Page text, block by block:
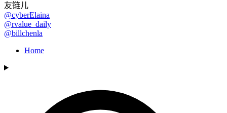
友链儿
@cyberElaina
@rvalue_daily
@billchenla
Home